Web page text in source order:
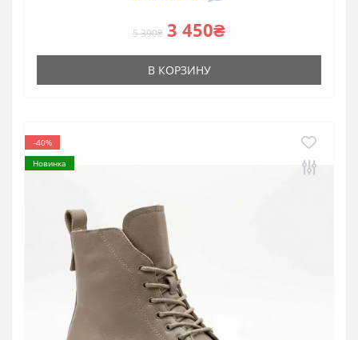
5 390₴ 3 450₴
В КОРЗИНУ
-40%
Новинка